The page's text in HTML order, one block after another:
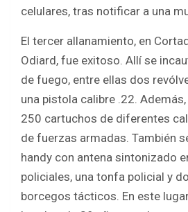
celulares, tras notificar a una
El tercer allanamiento, en
Odiard, fue exitoso. Allí se
de fuego, entre ellas dos
una pistola calibre .22.
250 cartuchos de diferentes
de fuerzas armadas. También
handy con antena sintonizado
policiales, una tonfa policial y
borcegos tácticos. En este